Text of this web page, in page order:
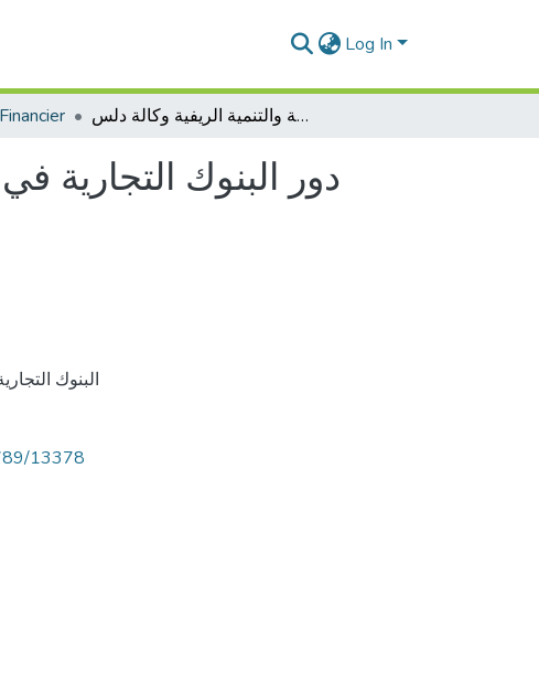
Log In
دور البنوك التجارية في تمويل التنمية المحلية: دراسة حالة بنك الفلاحة والتنمية الريفية وكالة دلس
دور البنوك التجارية
البنوك
13378